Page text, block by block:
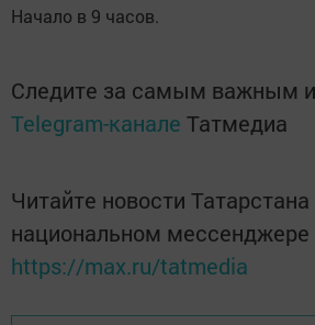
Начало в 9 часов.
Следите за самым важным
Telegram-канале Татмедиа
Читайте новости Татарстана
национальном
https://max.ru/tatmedia